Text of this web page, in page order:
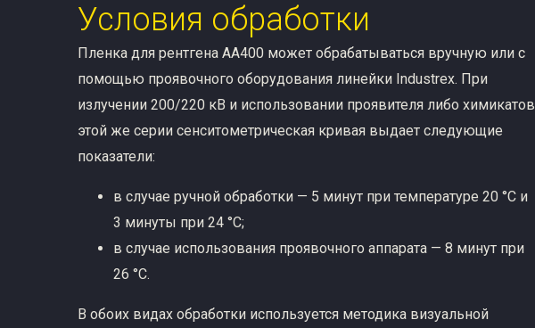
Условия обработки
Пленка для рентгена AA400 может обрабатываться вручную или с
помощью проявочного оборудования линейки Industrex. При
излучении 200/220 кВ и использовании проявителя либо химикатов
этой же серии сенситометрическая кривая выдает следующие
показатели:
в случае ручной обработки — 5 минут при температуре 20 °C и
3 минуты при 24 °C;
в случае использования проявочного аппарата — 8 минут при
26 °C.
В обоих видах обработки используется методика визуальной